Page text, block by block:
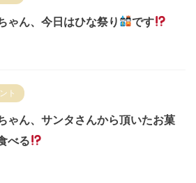
ゃん、今日はひな祭り です
ト
ゃん、サンタさんから頂いたお菓
べる